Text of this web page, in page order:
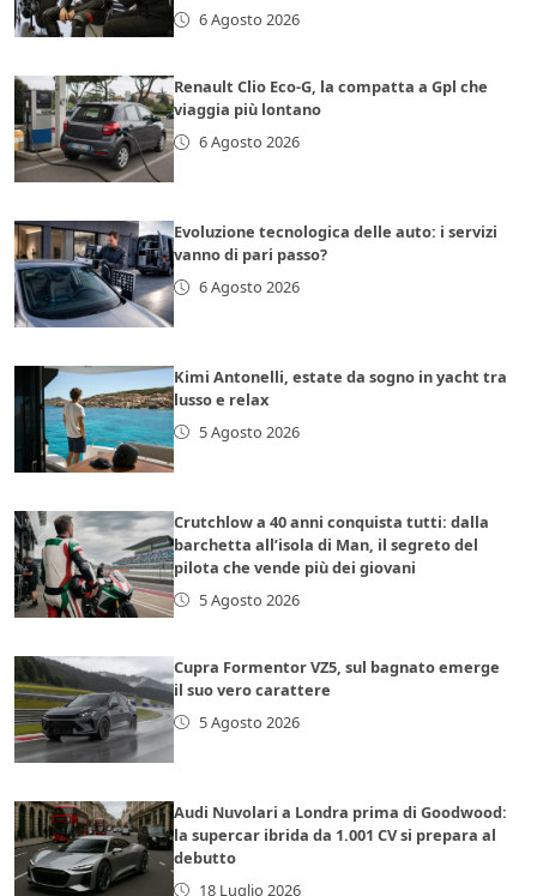
6 Agosto 2026
Renault Clio Eco-G, la compatta a Gpl che
viaggia più lontano
6 Agosto 2026
Evoluzione tecnologica delle auto: i servizi
vanno di pari passo?
6 Agosto 2026
Kimi Antonelli, estate da sogno in yacht tra
lusso e relax
5 Agosto 2026
Crutchlow a 40 anni conquista tutti: dalla
barchetta all’isola di Man, il segreto del
pilota che vende più dei giovani
5 Agosto 2026
Cupra Formentor VZ5, sul bagnato emerge
il suo vero carattere
5 Agosto 2026
Audi Nuvolari a Londra prima di Goodwood:
la supercar ibrida da 1.001 CV si prepara al
debutto
18 Luglio 2026